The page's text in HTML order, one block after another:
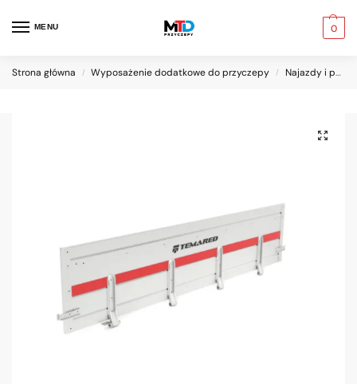
MENU 0
Strona główna / Wyposażenie dodatkowe do przyczepy / Najazdy i podjazdy